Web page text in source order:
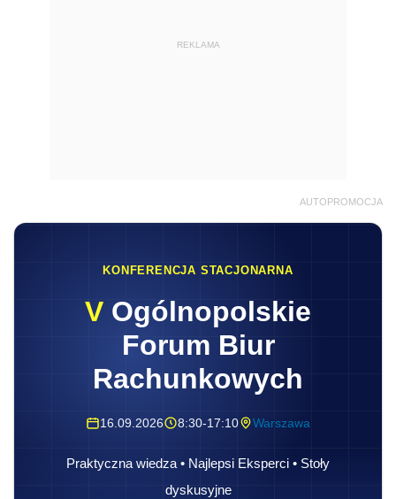
REKLAMA
AUTOPROMOCJA
KONFERENCJA STACJONARNA
V Ogólnopolskie
Forum Biur
Rachunkowych
16.09.2026 8:30-17:10 Warszawa
Praktyczna wiedza • Najlepsi Eksperci • Stoły
dyskusyjne